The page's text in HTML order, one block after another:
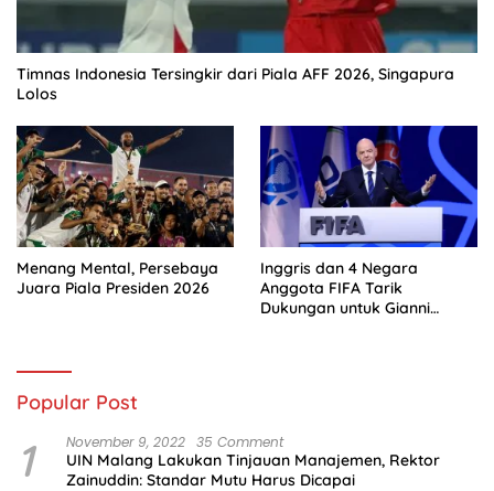
Timnas Indonesia Tersingkir dari Piala AFF 2026, Singapura
Lolos
Menang Mental, Persebaya
Juara Piala Presiden 2026
Inggris dan 4 Negara
Anggota FIFA Tarik
Dukungan untuk Gianni
Popular Post
1 November 9, 2022 35 Comment
UIN Malang Lakukan Tinjauan Manajemen, Rektor
Zainuddin: Standar Mutu Harus Dicapai